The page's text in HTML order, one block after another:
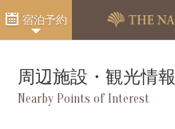
周辺施設・観光情報
Nearby Points of Interest
宿泊予約